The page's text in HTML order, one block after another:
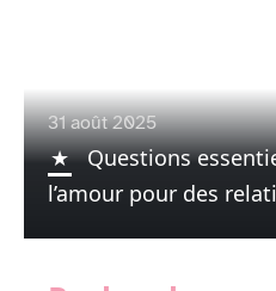
31 août 2025
Questions
l’amour pour des